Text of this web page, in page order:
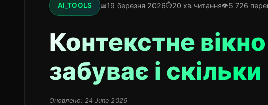
AI_TOOLS 19 березня 2026 20 хв читання 5 726
Контекстне
забуває і
Оновлено: 24 June 2026